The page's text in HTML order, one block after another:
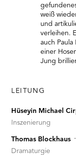
weiß
und
verleihen.
auch
einer
Jung
LEITUNG
Hüseyin Michael
Inszenierung
Thomas Blockhaus
Dramaturgie